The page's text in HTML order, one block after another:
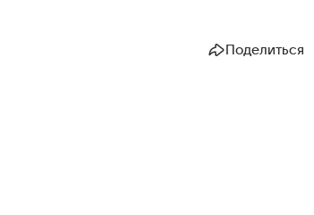
Поделиться